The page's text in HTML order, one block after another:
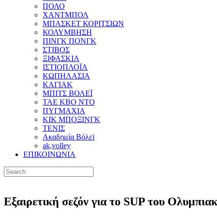
ΠΟΛΟ
ΧΑΝΤΜΠΟΛ
ΜΠΑΣΚΕΤ ΚΟΡΙΤΣΙΩΝ
ΚΟΛΥΜΒΗΣΗ
ΠΙΝΓΚ ΠΟΝΓΚ
ΣΤΙΒΟΣ
ΞΙΦΑΣΚΙΑ
ΙΣΤΙΟΠΛΟΪΑ
ΚΩΠΗΛΑΣΙΑ
ΚΑΓΙΑΚ
ΜΠΙΤΣ ΒΟΛΕΪ
ΤΑΕ ΚΒΟ ΝΤΟ
ΠΥΓΜΑΧΙΑ
ΚΙΚ ΜΠΟΞΙΝΓΚ
ΤΕΝΙΣ
Ακαδημία Βόλεϊ
ak,volley
ΕΠΙΚΟΙΝΩΝΙΑ
Εξαιρετική σεζόν για το SUP του